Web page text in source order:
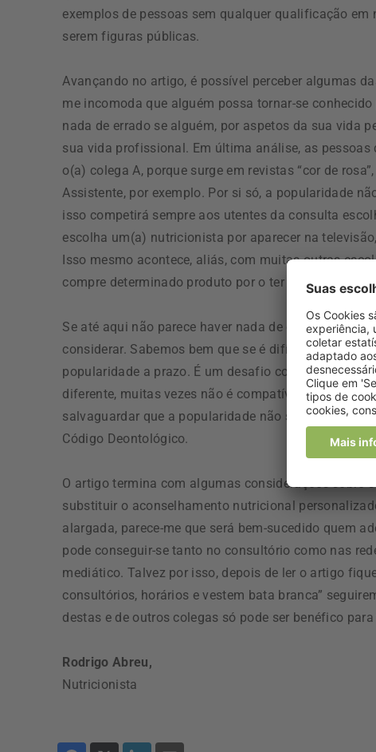
exemplos de pessoas sem qualquer qualificação
serem figuras públicas.
Avançando no artigo, é possível perceber algumas
me incomoda que alguém possa tornar-se
nada de errado se alguém, por aspetos da sua vida
sua vida profissional. Em última análise, as
o(a) colega A, porque surge em revistas “cor de
Assistente, por exemplo. Por si só, a popularidade
isso competirá sempre aos utentes da consulta
escolha um(a) nutricionista por aparecer na
Isso mesmo acontece, aliás, com muitas outras
compre determinado produto por o ter visto na
Se até aqui não parece haver nada de errado em
considerar. Sabemos bem que se é difícil atingir
popularidade a prazo. É um desafio constante, até
diferente, muitas vezes não é compatível com a
salvaguardar que a popularidade não se conquista
Código Deontológico.
O artigo termina com algumas considerações sobre
substituir o aconselhamento nutricional
alargada, parece-me que será bem-sucedido quem
pode conseguir-se tanto no consultório como nas
mediático. Talvez por isso, depois de ler o artigo
consultórios, horários e vestem bata branca”
destas e de outros colegas só pode ser benéfico
Rodrigo Abreu,
Nutricionista